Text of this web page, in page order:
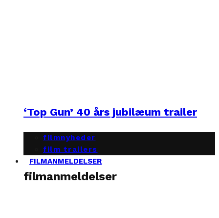
‘Top Gun’ 40 års jubilæum trailer
filmnyheder
film trailers
FILMANMELDELSER
filmanmeldelser